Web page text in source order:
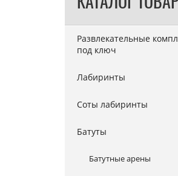
Развлекательные
под ключ
Лабиринты
Соты лабиринты
Батуты
Батутные арены